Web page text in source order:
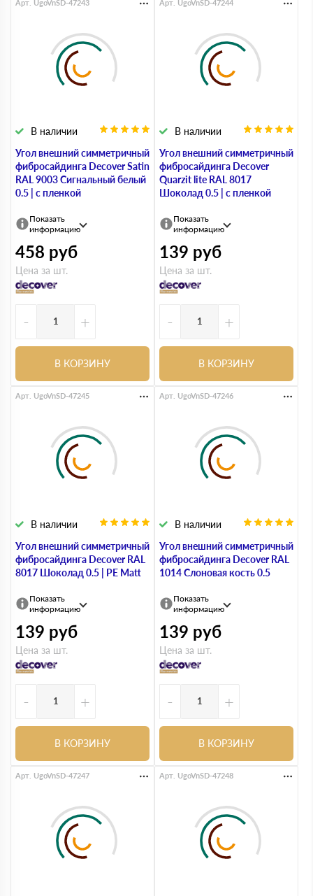
Угол внешний симметричный
фибросайдинга Decover Satin
RAL 9003 Сигнальный белый
0.5 | с пленкой
В наличии
Арт. UgoVnSD-47243
Показать
информацию
458 руб
Цена за шт.
- +
В КОРЗИНУ
Угол внешний симметричный
фибросайдинга Decover
Quarzit lite RAL 8017
Шоколад 0.5 | с пленкой
В наличии
Арт. UgoVnSD-47244
Показать
информацию
139 руб
Цена за шт.
- +
В КОРЗИНУ
Угол внешний симметричный
фибросайдинга Decover RAL
8017 Шоколад 0.5 | PE Matt
В наличии
Арт. UgoVnSD-47245
Показать
информацию
139 руб
Цена за шт.
- +
В КОРЗИНУ
Угол внешний симметричный
фибросайдинга Decover RAL
1014 Слоновая кость 0.5
В наличии
Арт. UgoVnSD-47246
Показать
информацию
139 руб
Цена за шт.
- +
В КОРЗИНУ
Арт. UgoVnSD-47247 Арт. UgoVnSD-47248